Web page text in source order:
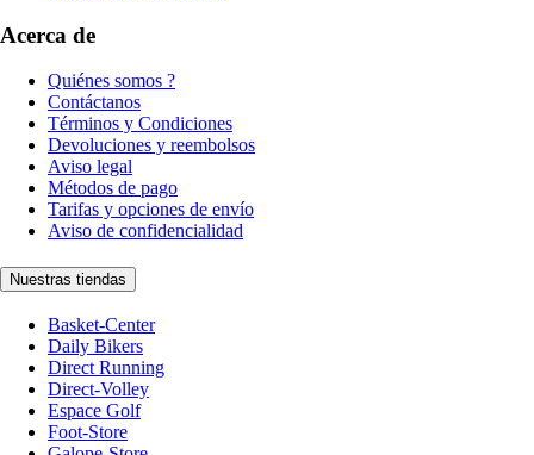
Acerca de
Quiénes somos ?
Contáctanos
Términos y Condiciones
Devoluciones y reembolsos
Aviso legal
Métodos de pago
Tarifas y opciones de envío
Aviso de confidencialidad
Nuestras tiendas
Basket-Center
Daily Bikers
Direct Running
Direct-Volley
Espace Golf
Foot-Store